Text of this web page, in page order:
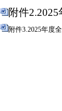
附件
附件3.2025年度